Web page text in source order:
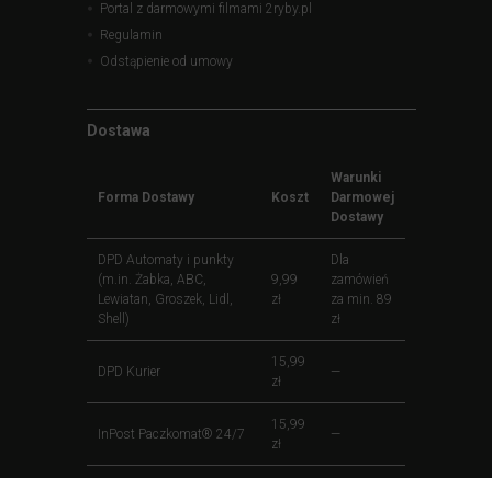
Portal z darmowymi filmami 2ryby.pl
Regulamin
Odstąpienie od umowy
Dostawa
Forma Dostawy Koszt
Warunki
Darmowej
Dostawy
DPD Automaty i punkty
(m.in. Żabka, ABC,
Lewiatan, Groszek, Lidl,
Shell)
9,99
zł
Dla
zamówień
za min. 89
zł
DPD Kurier
15,99
zł
—
InPost Paczkomat® 24/7
15,99
zł
—